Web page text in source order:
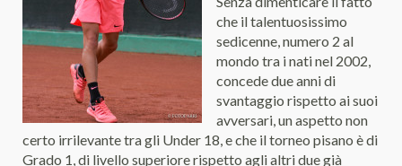
che il talentuosissimo
sedicenne, numero 2 al
mondo tra i nati nel 2002,
concede due anni di
svantaggio rispetto ai suoi
avversari, un aspetto non
certo irrilevante tra gli Under 18, e che il torneo pisano è di
Grado 1, di livello superiore rispetto agli altri due già